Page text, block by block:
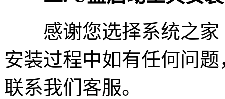
感谢您选择系统之家
安装过程中如有任何问题
联系我们客服。